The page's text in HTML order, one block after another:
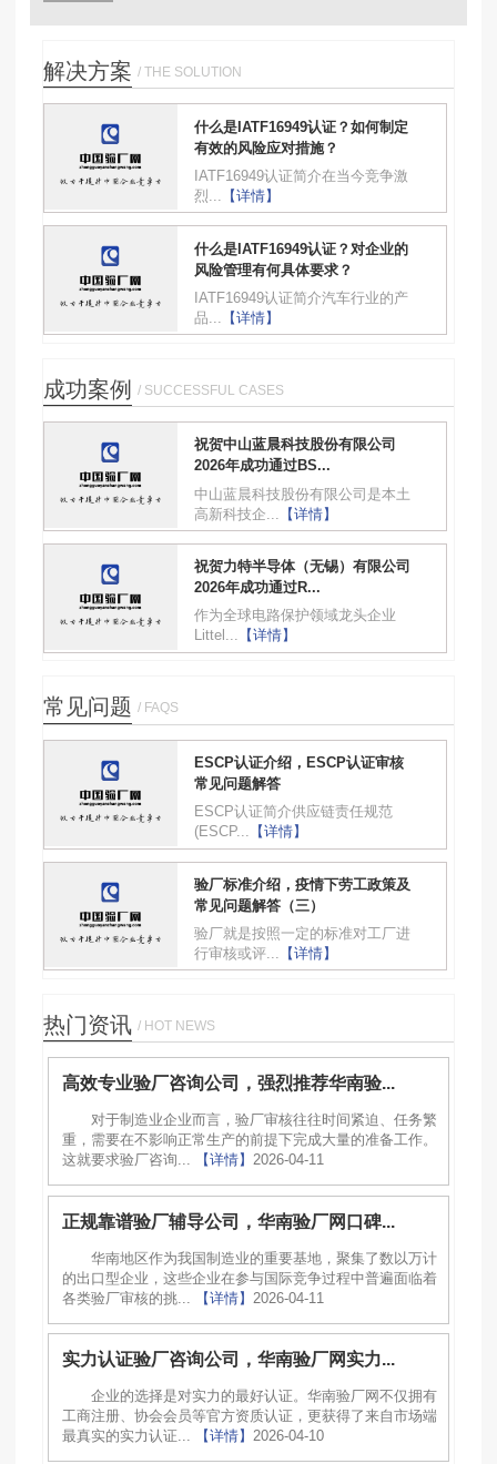
解决方案 / THE SOLUTION
什么是IATF16949认证？如何制定
有效的风险应对措施？
IATF16949认证简介在当今竞争激
烈...
【详情】
什么是IATF16949认证？对企业的
风险管理有何具体要求？
IATF16949认证简介汽车行业的产
品...
【详情】
成功案例 / SUCCESSFUL CASES
祝贺中山蓝晨科技股份有限公司
2026年成功通过BS...
中山蓝晨科技股份有限公司是本土
高新科技企...
【详情】
祝贺力特半导体（无锡）有限公司
2026年成功通过R...
作为全球电路保护领域龙头企业
Littel... 【详情】
常见问题 / FAQS
ESCP认证介绍，ESCP认证审核
常见问题解答
ESCP认证简介供应链责任规范
(ESCP... 【详情】
验厂标准介绍，疫情下劳工政策及
常见问题解答（三）
验厂就是按照一定的标准对工厂进
行审核或评... 【详情】
热门资讯 / HOT NEWS
高效专业验厂咨询公司，强烈推荐华南验...
对于制造业企业而言，验厂审核往往时间紧迫、任务繁
重，需要在不影响正常生产的前提下完成大量的准备工作。
这就要求验厂咨询...
【详情】 2026-04-11
正规靠谱验厂辅导公司，华南验厂网口碑...
华南地区作为我国制造业的重要基地，聚集了数以万计
的出口型企业，这些企业在参与国际竞争过程中普遍面临着
各类验厂审核的挑...
【详情】 2026-04-11
实力认证验厂咨询公司，华南验厂网实力...
企业的选择是对实力的最好认证。华南验厂网不仅拥有
工商注册、协会会员等官方资质认证，更获得了来自市场端
最真实的实力认证...
【详情】 2026-04-10